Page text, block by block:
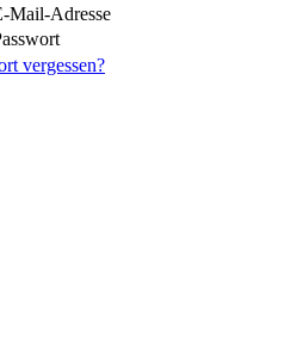
Mail-Adresse
vergessen?